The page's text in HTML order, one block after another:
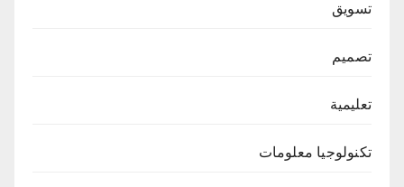
تسويق
تصميم
تعليمية
تكنولوجيا معلومات